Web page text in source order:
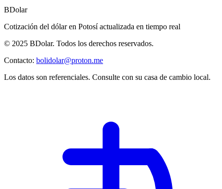
BDolar
Cotización del dólar en Potosíactualizada en tiempo real
© 2025 BDolar. Todos los derechos reservados.
Contacto: bolidolar@proton.me
Los datos son referenciales. Consulte con su casa de cambio local.